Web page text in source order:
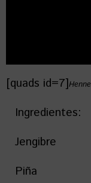
[quads id=7]
Ingredientes:
Jengibre
Piña